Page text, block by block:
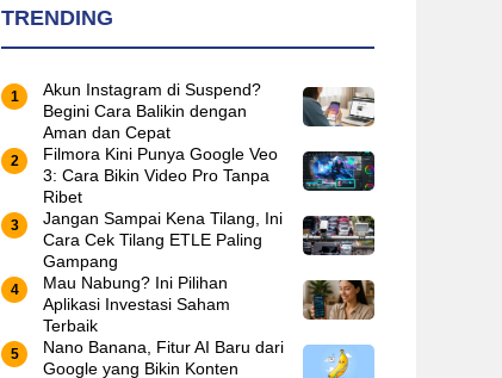
TRENDING
Akun Instagram di Suspend?
Begini Cara Balikin dengan
Aman dan Cepat
Filmora Kini Punya Google Veo
3: Cara Bikin Video Pro Tanpa
Ribet
Jangan Sampai Kena Tilang, Ini
Cara Cek Tilang ETLE Paling
Gampang
Mau Nabung? Ini Pilihan
Aplikasi Investasi Saham
Terbaik
Nano Banana, Fitur AI Baru dari
Google yang Bikin Konten